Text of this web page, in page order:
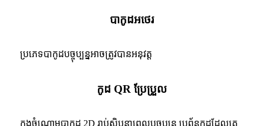
បាកូដអថេរ
ប្រភេទបាកូដបច្ចុប្បន្នអាចត្រូវបានអនុវត្ត
កូដ QR ប្រែប្រួល
ក្នុង​ចំណោម​បាកូដ 2D រាប់សិប​នា​ពេល​បច្ចុប្បន្ន ប្រព័ន្ធ​កូដ​ដែល​គេ​